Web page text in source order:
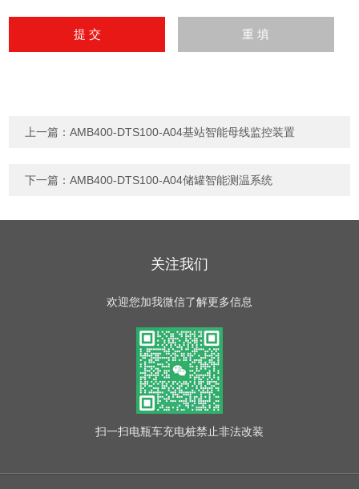
上一篇：AMB400-DTS100-A04基站智能母线监控装置
下一篇：AMB400-DTS100-A04储罐智能测温系统
关注我们
欢迎您加我微信了解更多信息
扫一扫电瓶车充电桩禁止非法改装